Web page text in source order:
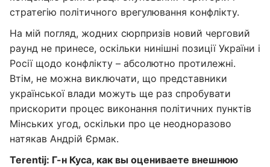
стратегію політичного врегулювання конфлікту.
На мій погляд, жодних сюрпризів новий черговий
раунд не принесе, оскільки нинішні позиції України і
Росії щодо конфлікту – абсолютно протилежні.
Втім, не можна виключати, що представники
української влади можуть ще раз спробувати
прискорити процес виконання політичних пунктів
Мінських угод, оскільки про це неодноразово
натякав Андрій Єрмак.
Terentij: Г-н Куса, как вы оцениваете внешнюю